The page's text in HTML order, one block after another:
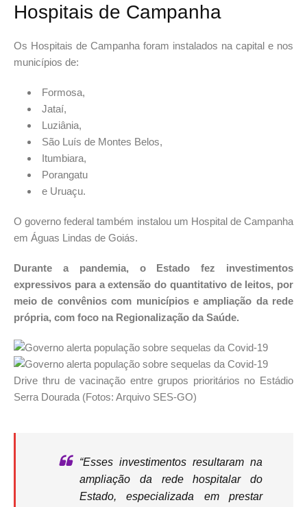
Hospitais de Campanha
Os Hospitais de Campanha foram instalados na capital e nos
municípios de:
Formosa,
Jataí,
Luziânia,
São Luís de Montes Belos,
Itumbiara,
Porangatu
e Uruaçu.
O governo federal também instalou um Hospital de Campanha
em Águas Lindas de Goiás.
Durante a pandemia, o Estado fez investimentos
expressivos para a extensão do quantitativo de leitos, por
meio de convênios com municípios e ampliação da rede
própria, com foco na Regionalização da Saúde.
Drive thru de vacinação entre grupos prioritários no Estádio
Serra Dourada (Fotos: Arquivo SES-GO)
“Esses investimentos resultaram na
ampliação da rede hospitalar do
Estado, especializada em prestar